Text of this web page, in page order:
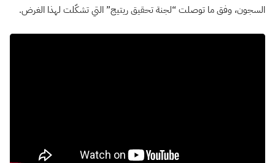
السجون، وفق ما توصلت “لجنة تحقيق ريتيج” التي تشكّلت لهذا الغرض.